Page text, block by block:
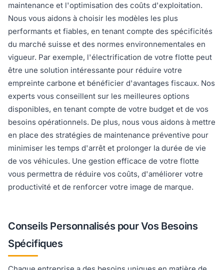
maintenance et l'optimisation des coûts d'exploitation.
Nous vous aidons à choisir les modèles les plus
performants et fiables, en tenant compte des spécificités
du marché suisse et des normes environnementales en
vigueur. Par exemple, l'électrification de votre flotte peut
être une solution intéressante pour réduire votre
empreinte carbone et bénéficier d'avantages fiscaux. Nos
experts vous conseillent sur les meilleures options
disponibles, en tenant compte de votre budget et de vos
besoins opérationnels. De plus, nous vous aidons à mettre
en place des stratégies de maintenance préventive pour
minimiser les temps d'arrêt et prolonger la durée de vie
de vos véhicules. Une gestion efficace de votre flotte
vous permettra de réduire vos coûts, d'améliorer votre
productivité et de renforcer votre image de marque.
Conseils Personnalisés pour Vos Besoins
Spécifiques